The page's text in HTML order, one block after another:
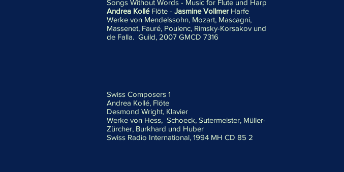
Songs Without Words - Music for Flute und Harp
Andrea KolléFlöte - Jasmine VollmerHarfe
Werke von Mendelssohn, Mozart, Mascagni,
Massenet, Fauré, Poulenc, Rimsky-Korsakov und
de Falla. Guild, 2007 GMCD 7316
Swiss Composers 1
Andrea Kollé, Flöte
Desmond Wright, Klavier
Werke von Hess, Schoeck, Sutermeister, Müller-
Zürcher, Burkhard und Huber
Swiss Radio International, 1994 MH CD 85 2